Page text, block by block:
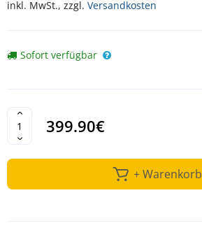
inkl. MwSt., zzgl. Versandkosten
Sofort verfügbar
399.90€
+ Warenkorb